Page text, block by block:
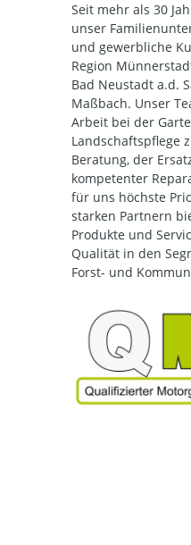
Seit mehr als 30
unser
und gewerbliche
Region
Bad Neustadt a.d.
Maßbach. Unser
Arbeit bei der
Landschaftspflege
Beratung, der
kompetenter
für uns höchste
starken Partnern
Produkte und
Qualität in den
Forst- und